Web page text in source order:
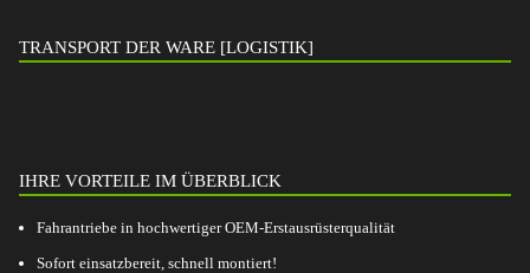
TRANSPORT DER WARE [LOGISTIK]
IHRE VORTEILE IM ÜBERBLICK
Fahrantriebe in hochwertiger OEM-Erstausrüsterqualität
Sofort einsatzbereit, schnell montiert!